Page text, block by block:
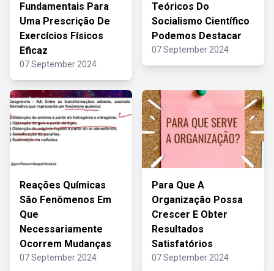
Fundamentais Para
Uma Prescrição De
Exercícios Físicos
Eficaz
07 September 2024
Teóricos Do
Socialismo Científico
Podemos Destacar
07 September 2024
Reações Químicas
São Fenômenos Em
Que
Necessariamente
Ocorrem Mudanças
07 September 2024
Para Que A
Organização Possa
Crescer E Obter
Resultados
Satisfatórios
07 September 2024